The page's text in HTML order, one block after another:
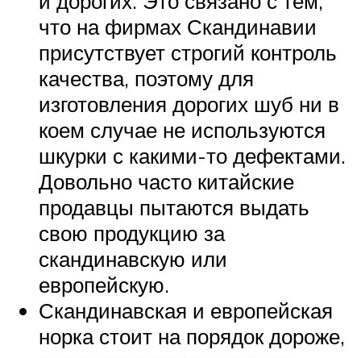
что на фирмах Скандинавии
присутствует строгий контроль
качества, поэтому для
изготовления дорогих шуб ни в
коем случае не используются
шкурки с какими-то дефектами.
Довольно часто китайские
продавцы пытаются выдать
свою продукцию за
скандинавскую или
европейскую.
Скандинавская и европейская
норка стоит на порядок дороже,